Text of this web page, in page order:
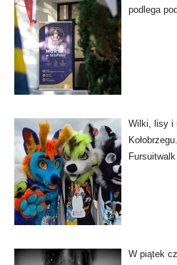
podlega
Wilki, lisy i
Fursuitwalk
W piątek